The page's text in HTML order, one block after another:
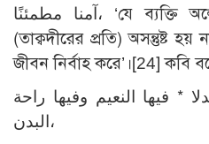
آمنا مطمئنًا، ‘যে ব্যক্তি অল্পে তুষ্ট থাকে, সে কখনো
(তাক্বদীরের প্রতি) অসন্তুষ্ট হয়
জীবন নির্বাহ করে’।[24] কবি
* فيها النعيم وفيها راحة
البدن،